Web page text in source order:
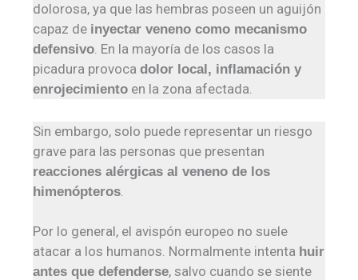
dolorosa, ya que las hembras poseen un aguijón
capaz de inyectar veneno como mecanismo
defensivo. En la mayoría de los casos la
picadura provocadolor local, inflamación y
enrojecimiento en la zona afectada.
Sin embargo, solo puede representar un riesgo
grave para las personas que presentan
reacciones alérgicas al veneno de los
himenópteros
Por lo general, el avispón europeo no suele
atacar a los humanos. Normalmente intenta huir
antes que defenderse, salvo cuando se siente